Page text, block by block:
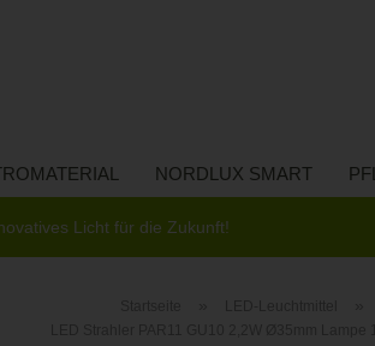
Licht für die Zukunft!
NORDLUX SMART